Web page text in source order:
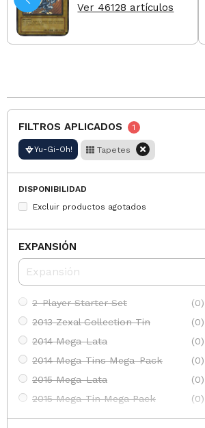
Ver 46128 artículos
FILTROS APLICADOS 1
Yu-Gi-Oh! Tapetes
DISPONIBILIDAD
Excluir productos agotados
EXPANSIÓN
2-Player Starter Set
(0)
2013 Zexal Collection Tin
(0)
2014 Mega-Lata
(0)
2014 Mega-Tins Mega-Pack
(0)
2015 Mega-Lata
(0)
2015 Mega-Tin Mega Pack
(0)
2016 Mega-Latas
(0)